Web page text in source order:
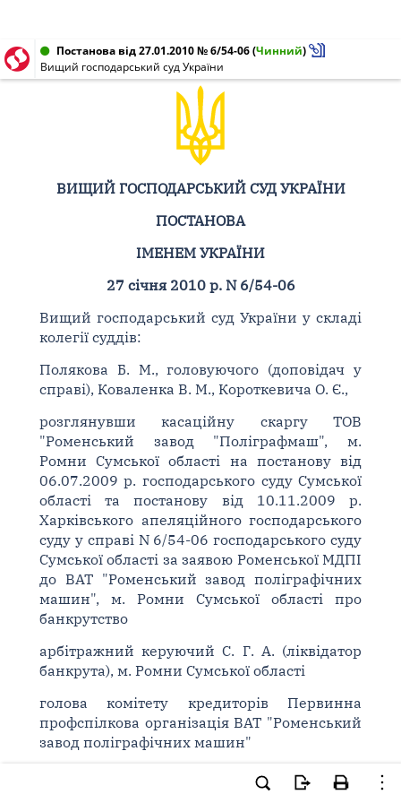
Постанова від 27.01.2010 № 6/54-06(Чинний)
Вищий господарський суд України
ВИЩИЙ ГОСПОДАРСЬКИЙ СУД УКРАЇНИ
ПОСТАНОВА
ІМЕНЕМ УКРАЇНИ
27 січня 2010 р. N 6/54-06
Вищий господарський суд України у складі
колегії суддів:
Полякова Б. М., головуючого (доповідач у
справі), Коваленка В. М., Короткевича О. Є.,
розглянувши касаційну скаргу ТОВ
"Роменський завод "Поліграфмаш", м.
Ромни Сумської області на постанову від
06.07.2009 р. господарського суду Сумської
області та постанову від 10.11.2009 р.
Харківського апеляційного господарського
суду у справі N 6/54-06 господарського суду
Сумської області за заявою Роменської МДПІ
до ВАТ "Роменський завод поліграфічних
машин", м. Ромни Сумської області про
банкрутство
арбітражний керуючий С. Г. А. (ліквідатор
банкрута), м. Ромни Сумської області
голова комітету кредиторів Первинна
профспілкова організація ВАТ "Роменський
завод поліграфічних машин"
представники сторін в судове засідання не